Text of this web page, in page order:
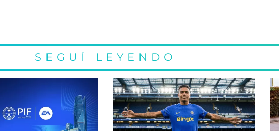
SEGUÍ LEYENDO